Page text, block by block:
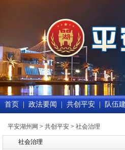
首页 政法要闻 共创平安 队伍
平安湖州网 > 共创平安 > 社会治理
社会治理